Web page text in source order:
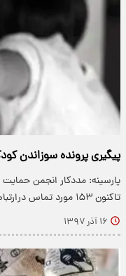
پیگیری پرونده سوزاندن
پارسینه: مددکار انجمن حمایت
تاکنون ۱۵۳ مورد تماس درارتباط با کودک آزاری…
۱۶ آذر ۱۳۹۷